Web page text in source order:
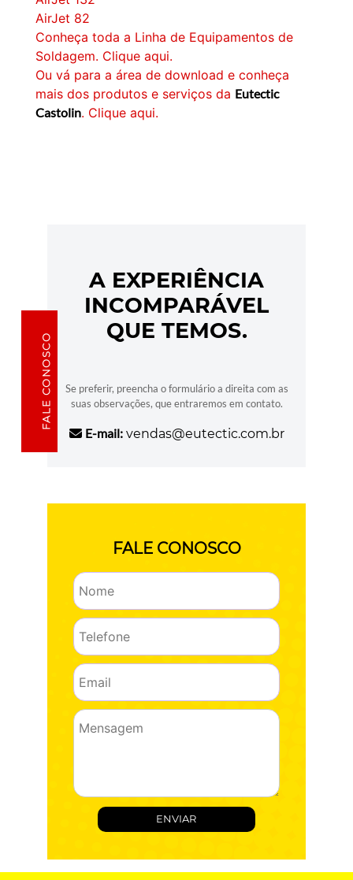
AirJet 82
Conheça toda a Linha de Equipamentos de
Soldagem. Clique aqui.
Ou vá para a área de download e conheça
mais dos produtos e serviços da Eutectic
Castolin. Clique aqui.
A EXPERIÊNCIA
INCOMPARÁVEL
QUE TEMOS.
Se preferir, preencha o formulário a direita com as
suas observações, que entraremos em contato.
E-mail:vendas@eutectic.com.br
FALE CONOSCO
FALE CONOSCO